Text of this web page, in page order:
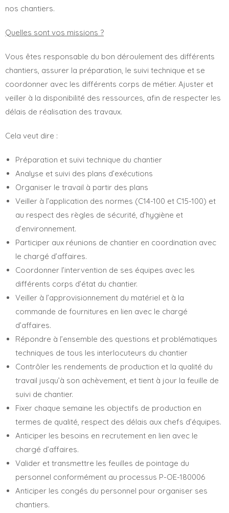
nos chantiers.
Quelles sont vos missions ?
Vous êtes responsable du bon déroulement des différents
chantiers, assurer la préparation, le suivi technique et se
coordonner avec les différents corps de métier. Ajuster et
veiller à la disponibilité des ressources, afin de respecter les
délais de réalisation des travaux.
Cela veut dire :
Préparation et suivi technique du chantier
Analyse et suivi des plans d’exécutions
Organiser le travail à partir des plans
Veiller à l’application des normes (C14-100 et C15-100) et
au respect des règles de sécurité, d’hygiène et
d’environnement.
Participer aux réunions de chantier en coordination avec
le chargé d’affaires.
Coordonner l’intervention de ses équipes avec les
différents corps d’état du chantier.
Veiller à l’approvisionnement du matériel et à la
commande de fournitures en lien avec le chargé
d’affaires.
Répondre à l’ensemble des questions et problématiques
techniques de tous les interlocuteurs du chantier
Contrôler les rendements de production et la qualité du
travail jusqu’à son achèvement, et tient à jour la feuille de
suivi de chantier.
Fixer chaque semaine les objectifs de production en
termes de qualité, respect des délais aux chefs d’équipes.
Anticiper les besoins en recrutement en lien avec le
chargé d’affaires.
Valider et transmettre les feuilles de pointage du
personnel conformément au processus P-OE-180006
Anticiper les congés du personnel pour organiser ses
chantiers.